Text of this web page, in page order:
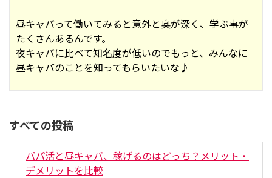
昼キャバって働いてみると意外と奥が深く、学ぶ事が
たくさんあるんです。
夜キャバに比べて知名度が低いのでもっと、みんなに
昼キャバのことを知ってもらいたいな♪
すべての投稿
パパ活と昼キャバ、稼げるのはどっち？メリット・
デメリットを比較